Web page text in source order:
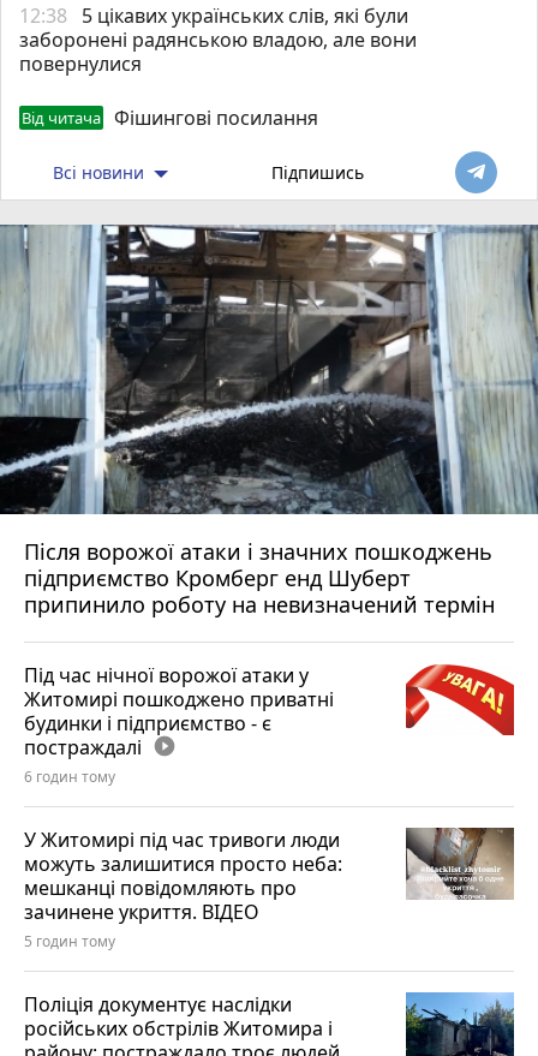
12:38
5 цікавих українських слів, які були
заборонені радянською владою, але вони
повернулися
Від читача Фішингові посилання
Всі новини Підпишись
Після ворожої атаки і значних пошкоджень
підприємство Кромберг енд Шуберт
припинило роботу на невизначений термін
Під час нічної ворожої атаки у
Житомирі пошкоджено приватні
будинки і підприємство - є
постраждалі play_circle_filled
6 годин тому
У Житомирі під час тривоги люди
можуть залишитися просто неба:
мешканці повідомляють про
зачинене укриття. ВІДЕО
5 годин тому
Поліція документує наслідки
російських обстрілів Житомира і